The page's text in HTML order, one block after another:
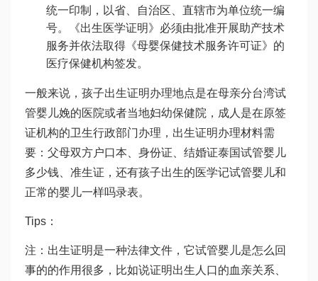
统一印制，以省、自治区、直辖市为单位统一编
号。《出生医学证明》必须由批准开展助产技术
服务并依法取得《母婴保健技术服务许可证》的
医疗保健机构签发。
一般来说，孩子出生证明办理地点是在母亲分台湾试
管婴儿娩的医院或者当地妇幼保健院，成人是在原签
证机构的卫生行政部门办理，出生证明办理材料需
要：父母双方户口本、身份证、结婚证泰国试管婴儿
多少钱、准生证，还有孩子出生的医学记试管婴儿和
正常的婴儿一样吗录表。
Tips：
注：出生证明是一种法律文件，它试管婴儿是怎么回
事的的作用很多，比如说证明出生人口的血亲关系、